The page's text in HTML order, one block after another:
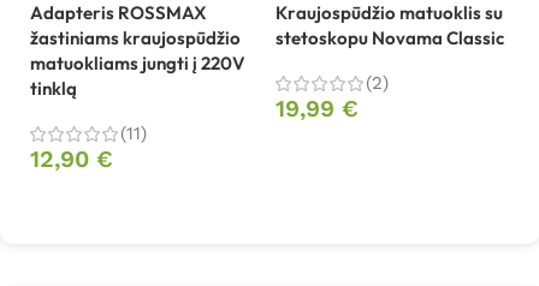
Adapteris ROSSMAX
žastiniams kraujospūdžio
matuokliams jungti į 220V
tinklą
(11)
12,90 €
Kraujospūdžio matuoklis su
stetoskopu Novama Classic
(2)
19,99 €